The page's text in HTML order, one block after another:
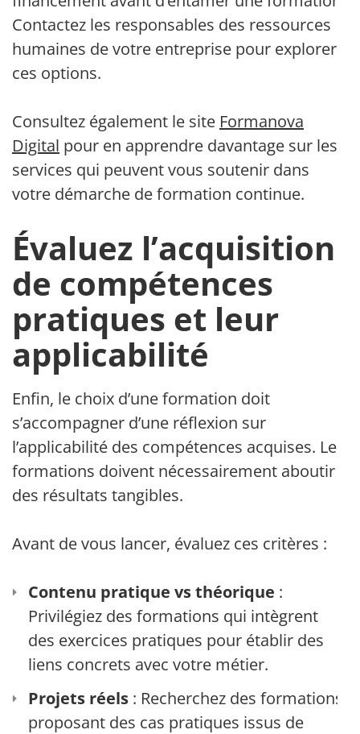
Contactez les responsables des ressources
humaines de votre entreprise pour explorer
ces options.
Consultez également le site Formanova
Digital pour en apprendre davantage sur les
services qui peuvent vous soutenir dans
votre démarche de formation continue.
Évaluez l’acquisition
de compétences
pratiques et leur
applicabilité
Enfin, le choix d’une formation doit
s’accompagner d’une réflexion sur
l’applicabilité des compétences acquises. Les
formations doivent nécessairement aboutir à
des résultats tangibles.
Avant de vous lancer, évaluez ces critères :
Contenu pratique vs théorique :
Privilégiez des formations qui intègrent
des exercices pratiques pour établir des
liens concrets avec votre métier.
Projets réels : Recherchez des formations
proposant des cas pratiques issus de